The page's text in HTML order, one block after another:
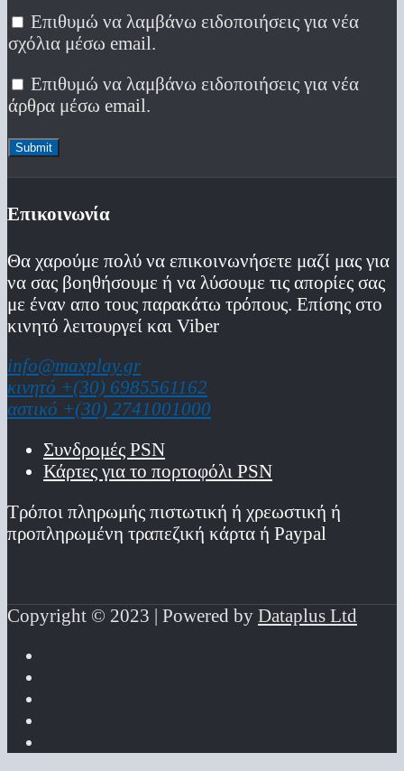
Επιθυμώ να λαμβάνω ειδοποιήσεις για νέα
σχόλια μέσω email.
Επιθυμώ να λαμβάνω ειδοποιήσεις για νέα
άρθρα μέσω email.
Επικοινωνία
Θα χαρούμε πολύ να επικοινωνήσετε μαζί μας για
να σας βοηθήσουμε ή να λύσουμε τις απορίες σας
με έναν απο τους παρακάτω τρόπους. Επίσης στο
κινητό λειτoυργεί και Viber
info@maxplay.gr
κινητό +(30) 6985561162
αστικό +(30) 2741001000
Συνδρομές PSN
Κάρτες για το πορτοφόλι PSN
Τρόποι πληρωμής πιστωτική ή χρεωστική ή
προπληρωμένη τραπεζική κάρτα ή Paypal
Copyright © 2023 | Powered by Dataplus Ltd